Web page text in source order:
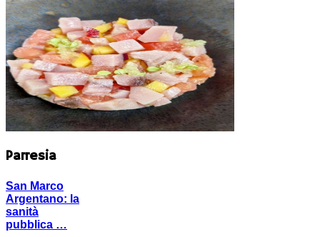
Parresia
San Marco
Argentano: la
sanità
pubblica …